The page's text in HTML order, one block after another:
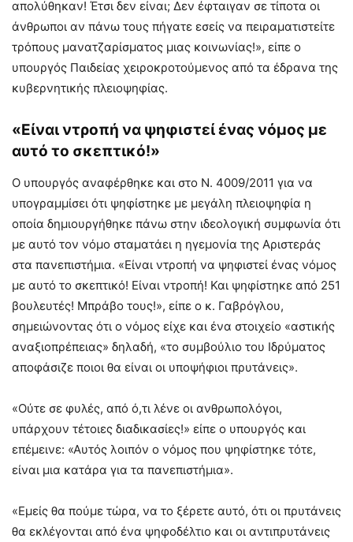
απολύθηκαν! Έτσι δεν είναι; Δεν έφταιγαν σε τίποτα οι
άνθρωποι αν πάνω τους πήγατε εσείς να πειραματιστείτε
τρόπους μανατζαρίσματος μιας κοινωνίας!», είπε ο
υπουργός Παιδείας χειροκροτούμενος από τα έδρανα της
κυβερνητικής πλειοψηφίας.
«Είναι ντροπή να ψηφιστεί ένας νόμος με
αυτό το σκεπτικό!»
Ο υπουργός αναφέρθηκε και στο Ν. 4009/2011 για να
υπογραμμίσει ότι ψηφίστηκε με μεγάλη πλειοψηφία η
οποία δημιουργήθηκε πάνω στην ιδεολογική συμφωνία ότι
με αυτό τον νόμο σταματάει η ηγεμονία της Αριστεράς
στα πανεπιστήμια. «Είναι ντροπή να ψηφιστεί ένας νόμος
με αυτό το σκεπτικό! Είναι ντροπή! Και ψηφίστηκε από 251
βουλευτές! Μπράβο τους!», είπε ο κ. Γαβρόγλου,
σημειώνοντας ότι ο νόμος είχε και ένα στοιχείο «αστικής
αναξιοπρέπειας» δηλαδή, «το συμβούλιο του Ιδρύματος
αποφάσιζε ποιοι θα είναι οι υποψήφιοι πρυτάνεις».
«Ούτε σε φυλές, από ό,τι λένε οι ανθρωπολόγοι,
υπάρχουν τέτοιες διαδικασίες!» είπε ο υπουργός και
επέμεινε: «Αυτός λοιπόν ο νόμος που ψηφίστηκε τότε,
είναι μια κατάρα για τα πανεπιστήμια».
«Εμείς θα πούμε τώρα, να το ξέρετε αυτό, ότι οι πρυτάνεις
θα εκλέγονται από ένα ψηφοδέλτιο και οι αντιπρυτάνεις